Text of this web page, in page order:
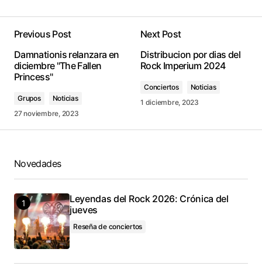
Previous Post
Damnationis relanzara en
diciembre "The Fallen
Princess"
Grupos
Noticias
27 noviembre, 2023
Next Post
Distribucion por dias del
Rock Imperium 2024
Conciertos
Noticias
1 diciembre, 2023
Novedades
Leyendas del Rock 2026: Crónica del
jueves
Reseña de conciertos